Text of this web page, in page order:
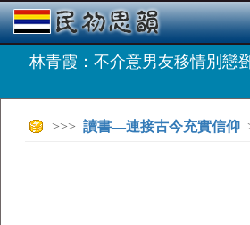
林青霞：不介意男友移情別戀
>>> 讀書—連接古今充實信仰